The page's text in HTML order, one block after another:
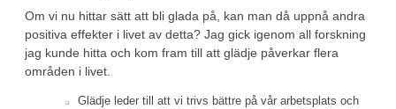
Om vi nu hittar sätt att bli glada på, kan man då uppnå andra
positiva effekter i livet av detta? Jag gick igenom all forskning
jag kunde hitta och kom fram till att glädje påverkar flera
områden i livet.
Glädje leder till att vi trivs bättre på vår arbetsplats och